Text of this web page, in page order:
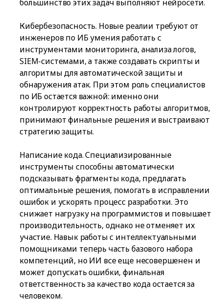
большинство этих задач выполняют нейросети.
Кибербезопасность. Новые реалии требуют от
инженеров по ИБ умения работать с
инструментами мониторинга, анализа логов,
SIEM-системами, а также создавать скрипты и
алгоритмы для автоматической защиты и
обнаружения атак. При этом роль специалистов
по ИБ остается важной: именно они
контролируют корректность работы алгоритмов,
принимают финальные решения и выстраивают
стратегию защиты.
Написание кода. Специализированные
инструменты способны автоматически
подсказывать фрагменты кода, предлагать
оптимальные решения, помогать в исправлении
ошибок и ускорять процесс разработки. Это
снижает нагрузку на программистов и повышает
производительность, однако не отменяет их
участие. Навык работы с интеллектуальными
помощниками теперь часть базового набора
компетенций, но ИИ все еще несовершенен и
может допускать ошибки, финальная
ответственность за качество кода остается за
человеком.